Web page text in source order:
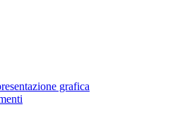
grafica